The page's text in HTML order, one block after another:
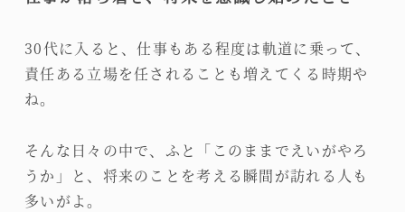
30代に入ると、仕事もある程度は軌道に乗って、
責任ある立場を任されることも増えてくる時期や
ね。
そんな日々の中で、ふと「このままでえいがやろ
うか」と、将来のことを考える瞬間が訪れる人も
多いがよ。